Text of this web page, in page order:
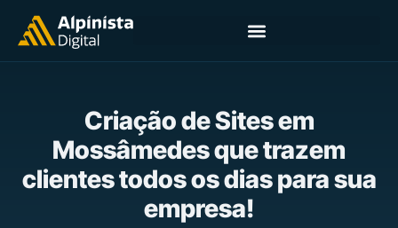
Criação de Sites em
Mossâmedes que trazem
clientes todos os dias para sua
empresa!